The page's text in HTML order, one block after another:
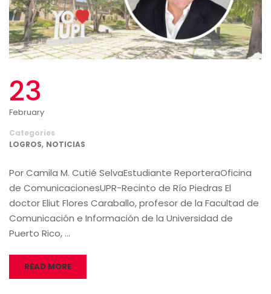
23
February
Categories
LOGROS, NOTICIAS
Por Camila M. Cutié SelvaEstudiante ReporteraOficina
de ComunicacionesUPR-Recinto de Río Piedras El
doctor Eliut Flores Caraballo, profesor de la Facultad de
Comunicación e Información de la Universidad de
Puerto Rico, …
READ MORE